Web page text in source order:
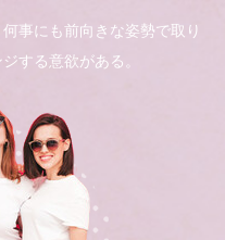
事にも前向きな姿勢で取り
する意欲がある。